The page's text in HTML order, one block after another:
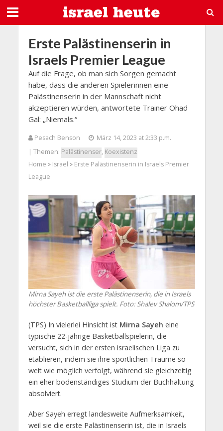
Erste Palästinenserin in
Israels Premier League
Auf die Frage, ob man sich Sorgen gemacht
habe, dass die anderen Spielerinnen eine
Palästinenserin in der Mannschaft nicht
akzeptieren würden, antwortete Trainer Ohad
Gal: „Niemals.“
Pesach Benson
März 14, 2023 at 2:33 p.m.
| Themen: Palästinenser, Koexistenz
Home > Israel > Erste Palästinenserin in Israels Premier
League
Mirna Sayeh ist die erste Palästinenserin, die in Israels
höchster Basketballliga spielt. Foto: Shalev Shalom/TPS
(TPS) In vielerlei Hinsicht ist Mirna Sayeh eine
typische 22-jährige Basketballspielerin, die
versucht, sich in der ersten israelischen Liga zu
etablieren, indem sie ihre sportlichen Träume so
weit wie möglich verfolgt, während sie gleichzeitig
ein eher bodenständiges Studium der Buchhaltung
absolviert.
Aber Sayeh erregt landesweite Aufmerksamkeit,
weil sie die erste Palästinenserin ist, die in Israels